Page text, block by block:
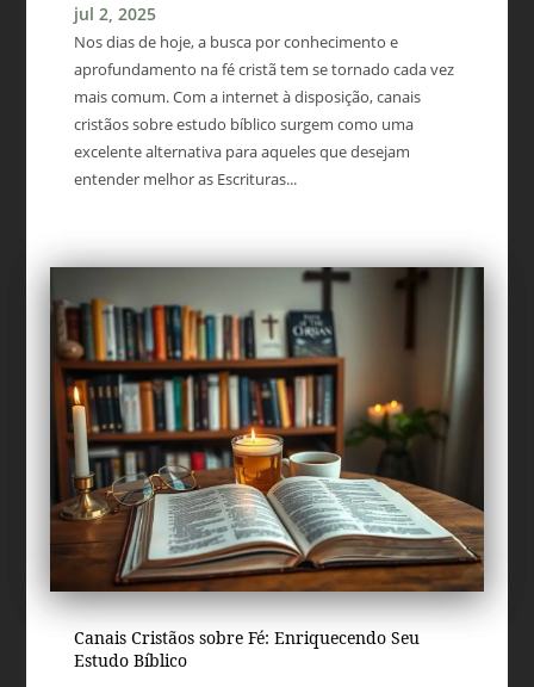
jul 2, 2025
Nos dias de hoje, a busca por conhecimento e
aprofundamento na fé cristã tem se tornado cada vez
mais comum. Com a internet à disposição, canais
cristãos sobre estudo bíblico surgem como uma
excelente alternativa para aqueles que desejam
entender melhor as Escrituras...
Canais Cristãos sobre Fé: Enriquecendo Seu
Estudo Bíblico